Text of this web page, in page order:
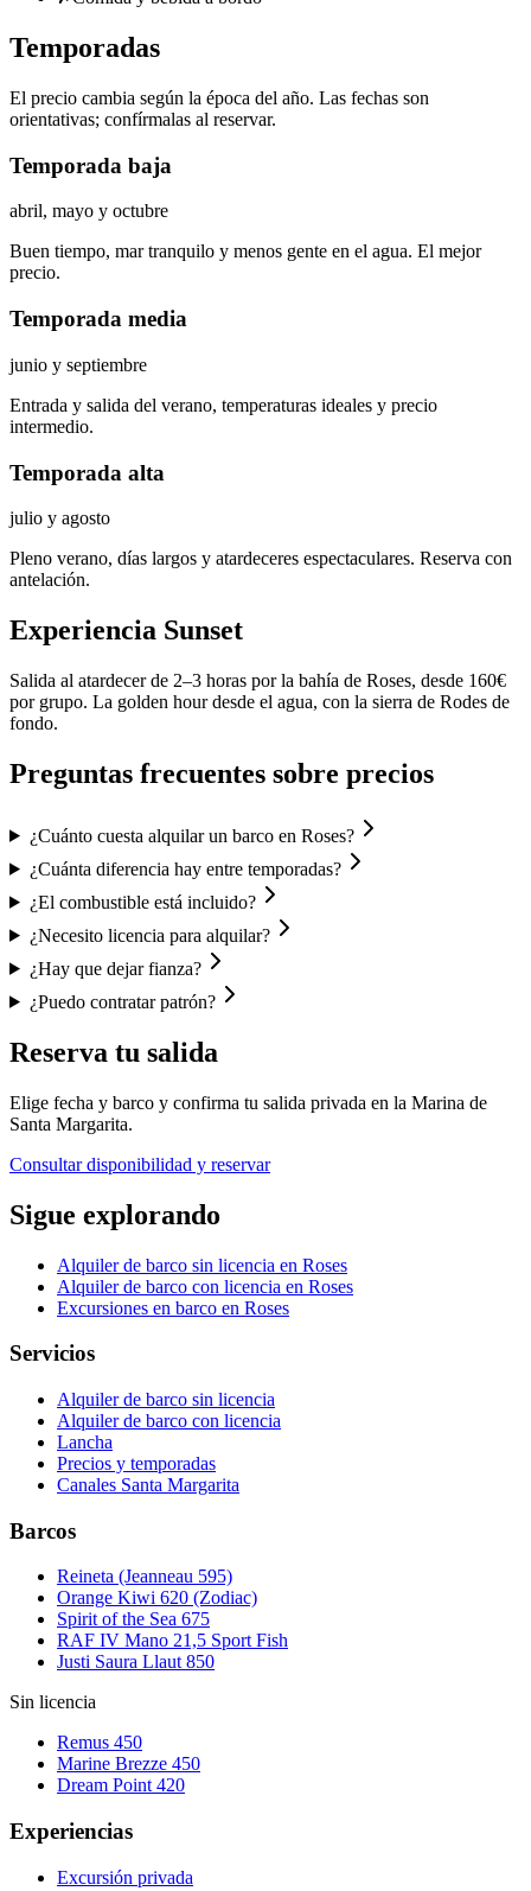
Temporadas
El precio cambia según la época del año. Las fechas son
orientativas; confírmalas al reservar.
Temporada baja
abril, mayo y octubre
Buen tiempo, mar tranquilo y menos gente en el agua. El mejor
precio.
Temporada media
junio y septiembre
Entrada y salida del verano, temperaturas ideales y precio
intermedio.
Temporada alta
julio y agosto
Pleno verano, días largos y atardeceres espectaculares. Reserva con
antelación.
Experiencia Sunset
Salida al atardecer de 2–3 horas por la bahía de Roses, desde 160€
por grupo. La golden hour desde el agua, con la sierra de Rodes de
fondo.
Preguntas frecuentes sobre precios
¿Cuánto cuesta alquilar un barco en Roses?
¿Cuánta diferencia hay entre temporadas?
¿El combustible está incluido?
¿Necesito licencia para alquilar?
¿Hay que dejar fianza?
¿Puedo contratar patrón?
Reserva tu salida
Elige fecha y barco y confirma tu salida privada en la Marina de
Santa Margarita.
Consultar disponibilidad y reservar
Sigue explorando
Alquiler de barco sin licencia en Roses
Alquiler de barco con licencia en Roses
Excursiones en barco en Roses
Servicios
Alquiler de barco sin licencia
Alquiler de barco con licencia
Lancha
Precios y temporadas
Canales Santa Margarita
Barcos
Reineta (Jeanneau 595)
Orange Kiwi 620 (Zodiac)
Spirit of the Sea 675
RAF IV Mano 21,5 Sport Fish
Justi Saura Llaut 850
Sin licencia
Remus 450
Marine Brezze 450
Dream Point 420
Experiencias
Excursión privada